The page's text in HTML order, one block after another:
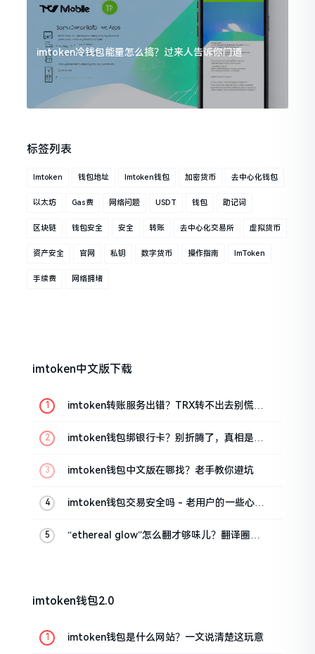
imtoken冷钱包能量怎么搞？过来人告诉你门道
标签列表
Imtoken 钱包地址 Imtoken钱包 加密货币 去中心化钱包
以太坊 Gas费 网络问题 USDT 钱包 助记词
区块链 钱包安全 安全 转账 去中心化交易所 虚拟货币
资产安全 官网 私钥 数字货币 操作指南 ImToken
手续费 网络拥堵
imtoken中文版下载
imtoken转账服务出错？TRX转不出去别慌，
imtoken钱包绑银行卡？别折腾了，真相是这
imtoken钱包中文版在哪找？老手教你避坑
imtoken钱包交易安全吗 - 老用户的一些心里
“ethereal glow”怎么翻才够味儿？翻译圈老
imtoken钱包2.0
imtoken钱包是什么网站？一文说清楚这玩意